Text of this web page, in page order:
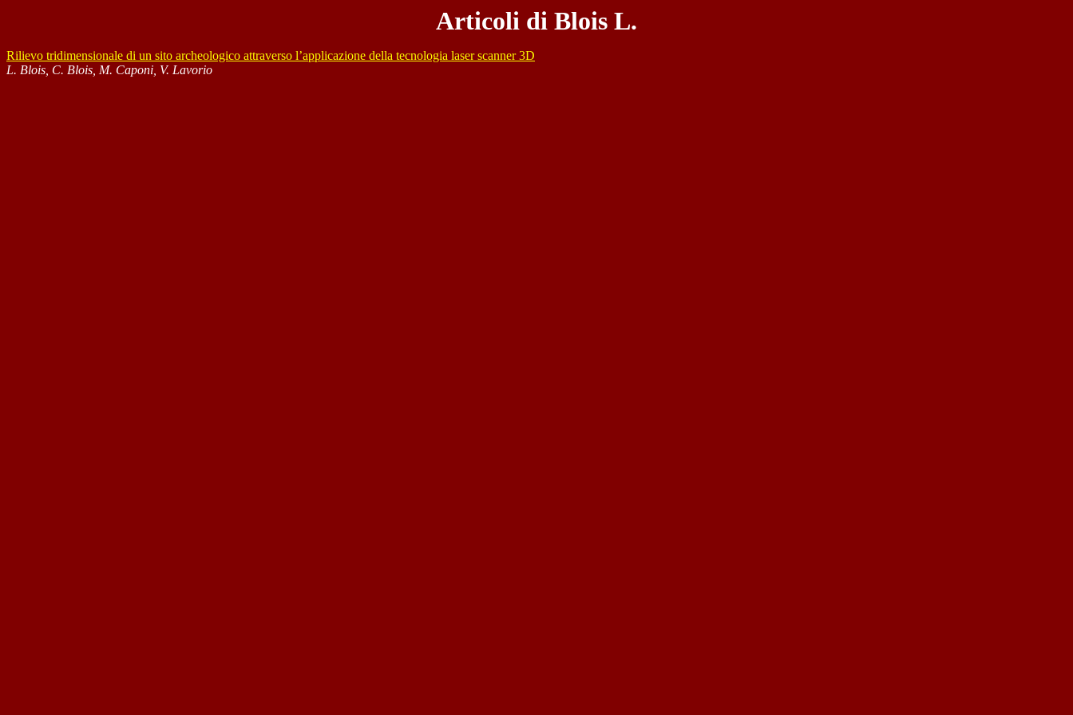
Articoli di Blois L.
Rilievo tridimensionale di un sito archeologico attraverso l’applicazione della tecnologia laser scanner 3D
L. Blois, C. Blois, M. Caponi, V. Lavorio